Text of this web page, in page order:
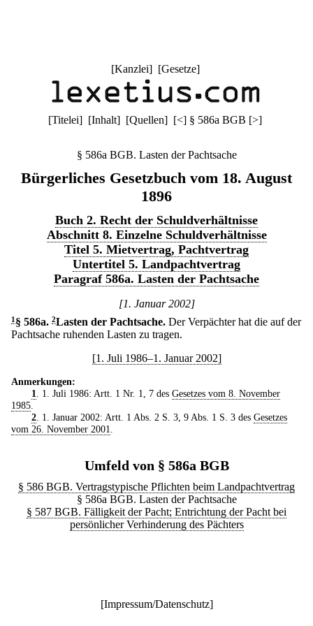
[Kanzlei] [Gesetze]
[Titelei] [Inhalt] [Quellen] [<] § 586a BGB [>]
§ 586a BGB. Lasten der Pachtsache
Bürgerliches Gesetzbuch vom 18. August
1896
Buch 2. Recht der Schuldverhältnisse
Abschnitt 8. Einzelne Schuldverhältnisse
Titel 5. Mietvertrag, Pachtvertrag
Untertitel 5. Landpachtvertrag
Paragraf 586a. Lasten der Pachtsache
[1. Januar 2002]
1 § 586a. 2Lasten der Pachtsache. Der Verpächter hat die auf der
Pachtsache ruhenden Lasten zu tragen.
[1. Juli 1986–1. Januar 2002]
Anmerkungen:
1
. 1. Juli 1986: Artt. 1 Nr. 1, 7 des Gesetzes vom 8. November
1985
2. 1. Januar 2002: Artt. 1 Abs. 2 S. 3, 9 Abs. 1 S. 3 des Gesetzes
vom 26. November 2001
Umfeld von § 586a BGB
§ 586 BGB. Vertragstypische Pflichten beim Landpachtvertrag
§ 586a BGB. Lasten der Pachtsache
§ 587 BGB. Fälligkeit der Pacht; Entrichtung der Pacht bei
persönlicher Verhinderung des Pächters
[Impressum/Datenschutz]